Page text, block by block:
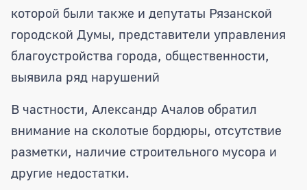
которой были также и депутаты Рязанской
городской Думы, представители управления
благоустройства города, общественности,
выявила ряд нарушений
В частности, Александр Ачалов обратил
внимание на сколотые бордюры, отсутствие
разметки, наличие строительного мусора и
другие недостатки.